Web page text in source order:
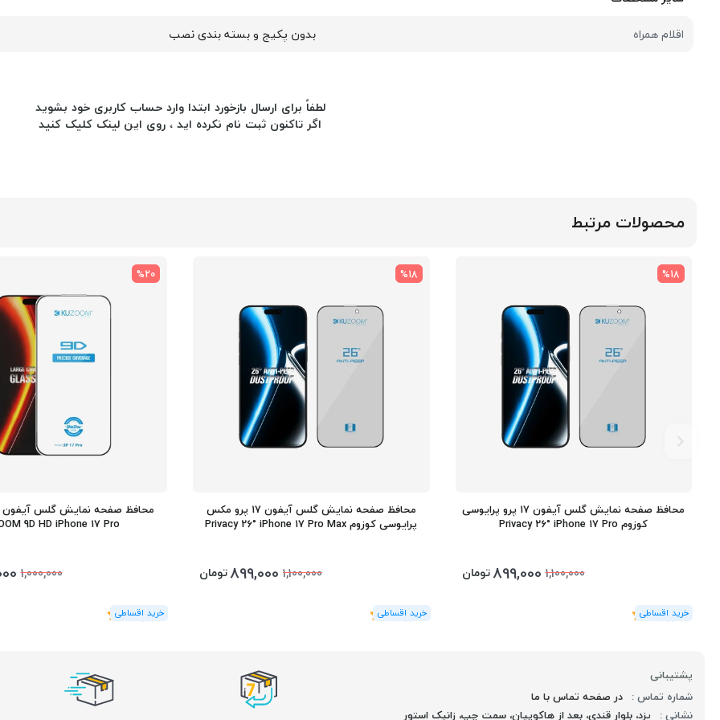
اقلام همراه
بدون پکیج و بسته بندی نصب
لطفاً برای ارسال بازخورد ابتدا وارد حساب کاربری خود بشوید
اگر تاکنون ثبت نام نکرده اید ، روی این لینک کلیک کنید
محصولات مرتبط
%18
محافظ صفحه نمایش گلس آیفون 17 پرو پرایوسی
کوزوم Privacy 26° iPhone 17 Pro
1,100,000
899,000تومان
(1رای)
5
%18
محافظ صفحه نمایش گلس آیفون 17 پرو مکس
پرایوسی کوزوم Privacy 26° iPhone 17 Pro Max
1,100,000
899,000تومان
(1رای)
5
%20
9D HD iPhone 17 Pro
1,000,000
(1رای)
5
پشتیبانی
شماره تماس : در صفحه تماس با ما
نشانی : یزد، بلوار قندی، بعد از هاکوپیان، سمت چپ، زانیک استور